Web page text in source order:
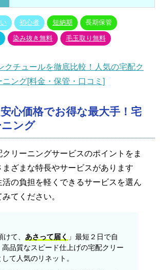
初心者 短納期 長期保管
染み抜き無料 毛玉取り無料
クチュールを徹底比較！人気の宅配ク
ニング[料金・保管・口コミ]
心価格でお得な最大手！宅
ング
クリーニングサービスのポイントをま
まざまな特長やサービスがあります
活の負担を軽くできるサービスを選ん
てください。
けて、 あさって届く 」最短２日で自
高品質なスピード仕上げの宅配クリー
て人気のリネット。